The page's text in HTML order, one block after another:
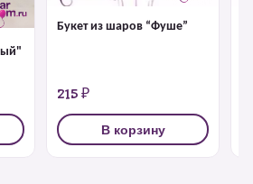
Букет из шаров “Фуше”
215 ₽
В корзину